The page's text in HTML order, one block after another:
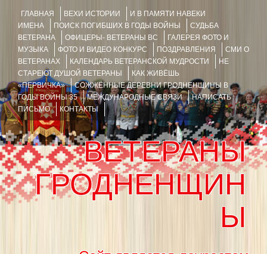
ГЛАВНАЯ ВЕХИ ИСТОРИИ
И В ПАМЯТИ НАВЕКИ
ИМЕНА
ПОИСК ПОГИБШИХ В ГОДЫ ВОЙНЫ
СУДЬБА
ВЕТЕРАНА
ОФИЦЕРЫ- ВЕТЕРАНЫ ВС
ГАЛЕРЕЯ ФОТО И
МУЗЫКА
ФОТО И ВИДЕО КОНКУРС ПОЗДРАВЛЕНИЯ
СМИ О
ВЕТЕРАНАХ
КАЛЕНДАРЬ ВЕТЕРАНСКОЙ МУДРОСТИ
НЕ
СТАРЕЮТ ДУШОЙ ВЕТЕРАНЫ
КАК ЖИВЁШЬ
«ПЕРВИЧКА»
СОЖЖЁННЫЕ ДЕРЕВНИ ГРОДНЕНЩИНЫ В
ГОДЫ ВОЙНЫ 35
МЕЖДУНАРОДНЫЕ СВЯЗИ
НАПИСАТЬ
ПИСЬМО
КОНТАКТЫ
ВЕТЕРАНЫ
ГРОДНЕНЩИН
Ы